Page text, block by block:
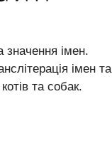
значення імен.
імен та
та собак.